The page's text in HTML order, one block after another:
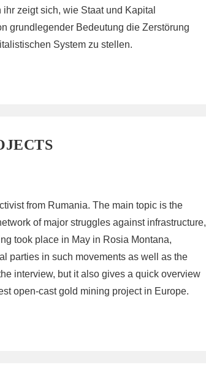
zeigt sich, wie Staat und Kapital
grundlegender Bedeutung die Zerstörung
System zu stellen.
from Rumania. The main topic is the
of major struggles against infrastructure,
took place in May in Rosia Montana,
parties in such movements as well as the
interview, but it also gives a quick overview
open-cast gold mining project in Europe.